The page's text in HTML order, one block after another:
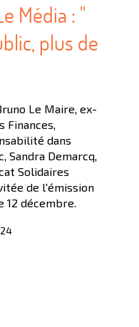
Média : "
plus de
Le Maire, ex-
Finances,
dans
Sandra Demarcq,
Solidaires
de l'émission
12 décembre.